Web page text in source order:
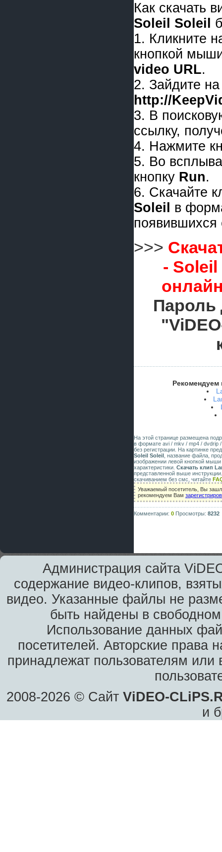
Как скачать
Soleil Soleil
1. Кликните
кнопкой
video URL.
2. Зайдите на
http://
3. В
ссылку,
4. Нажмите
5. Во
кнопку Run.
6. Скачайте
Soleil
в
появившихся
>>>
-
Пароль
Рекомендуем
На этой странице размещена
в формате avi / mkv / mp4 / dvdrip
без регистрации. На картинке
Soleil Soleil , название файла,
изображении левой кнопкой
характеристики. Скачать клип
представленной выше
скачиванием без смс, читайте
Уважаемый посетитель, Вы
рекомендуем Вам
Комментарии: 0 Просмотры: 8232
Администрация сайта
содержание видео-клипов,
видео. Указанные файлы не
быть найдены в
Использование данных
посетителей. Авторские права
принадлежат пользователям или
2008-2026 © Сайт ViDEO-
и